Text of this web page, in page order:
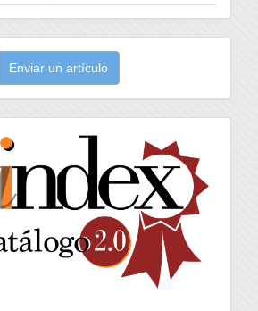
Enviar un artículo